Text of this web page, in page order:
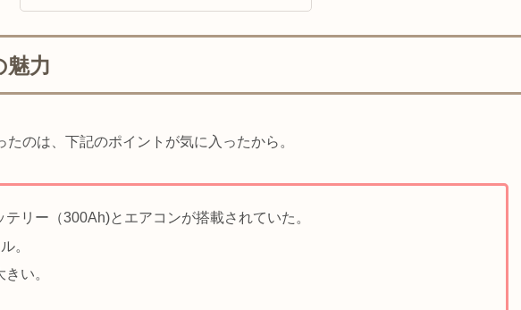
魅力
のは、下記のポイントが気に入ったから。
テリー（300Ah)とエアコンが搭載されていた。
。
い。